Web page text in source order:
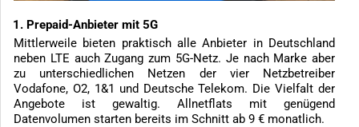
1. Prepaid-Anbieter mit 5G
Mittlerweile bieten praktisch alle Anbieter in Deutschland
neben LTE auch Zugang zum 5G-Netz. Je nach Marke aber
zu unterschiedlichen Netzen der vier Netzbetreiber
Vodafone, O2, 1&1 und Deutsche Telekom. Die Vielfalt der
Angebote ist gewaltig. Allnetflats mit genügend
Datenvolumen starten bereits im Schnitt ab 9 € monatlich.